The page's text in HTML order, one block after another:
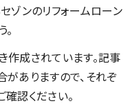
ゾンのリフォームローン
成されています。記事
ありますので、それぞ
認ください。